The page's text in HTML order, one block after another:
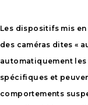
Les dispositifs mis
des caméras dites «
automatiquement
spécifiques et
comportements